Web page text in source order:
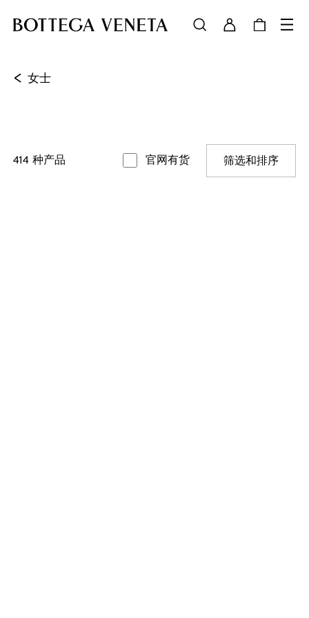
< 女士
414 种产品 官网有货 筛选和排序